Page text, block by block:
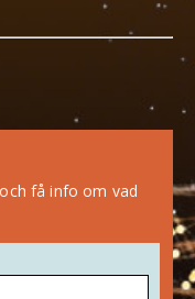
få info om vad